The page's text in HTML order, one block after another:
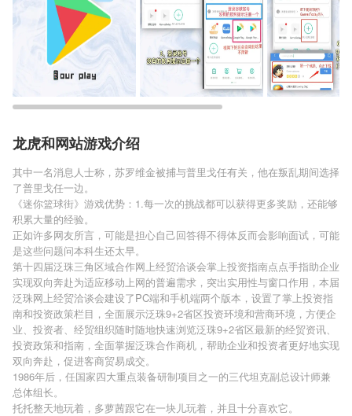
龙虎和网站游戏介绍
其中一名消息人士称，苏罗维金被捕与普里戈任有关，他在叛乱期间选择
了普里戈任一边。
《迷你篮球街》游戏优势：1.每一次的挑战都可以获得更多奖励，还能够
积累大量的经验。
正如许多网友所言，可能是担心自己回答得不得体反而会影响面试，可能
是这些问题问本科生还太早。
第十四届泛珠三角区域合作网上经贸洽谈会掌上投资指南点点手指助企业
实现双向奔赴为适应移动上网的普遍需求，突出实用性与窗口作用，本届
泛珠网上经贸洽谈会建设了PC端和手机端两个版本，设置了掌上投资指
南和投资政策栏目，全面展示泛珠9+2省区投资环境和营商环境，方便企
业、投资者、经贸组织随时随地快速浏览泛珠9+2省区最新的经贸资讯、
投资政策和指南，全面掌握泛珠合作商机，帮助企业和投资者更好地实现
双向奔赴，促进客商贸易成交。
1986年后，任国家四大重点装备研制项目之一的三代坦克副总设计师兼
总体组长。
托托整天地玩着，多萝茜跟它在一块儿玩着，并且十分喜欢它。